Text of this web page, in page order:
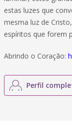
estas luzes que
mesma luz de
espíritos que forem
Abrindo o Coração:
Perfil